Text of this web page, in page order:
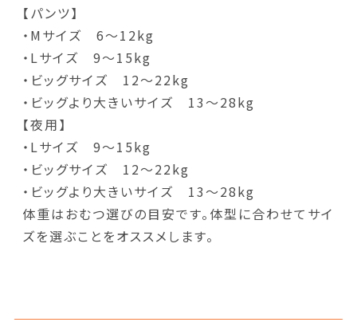
【パンツ】
・Mサイズ 6～12kg
・Lサイズ 9～15kg
・ビッグサイズ 12～22kg
・ビッグより大きいサイズ 13～28kg
【夜用】
・Lサイズ 9～15kg
・ビッグサイズ 12～22kg
・ビッグより大きいサイズ 13～28kg
体重はおむつ選びの目安です。体型に合わせてサイ
ズを選ぶことをオススメします。